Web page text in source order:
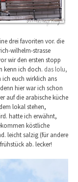
drei favoriten vor. die
wilhelm-strasse
wir den ersten stopp
kenn ich doch. das lolu,
ich euch wirklich ans
hier war ich schon
auf die arabische küche
lokal stehen,
hatte ich erwähnt,
köstliche
leicht salzig (für andere
ab. lecker!